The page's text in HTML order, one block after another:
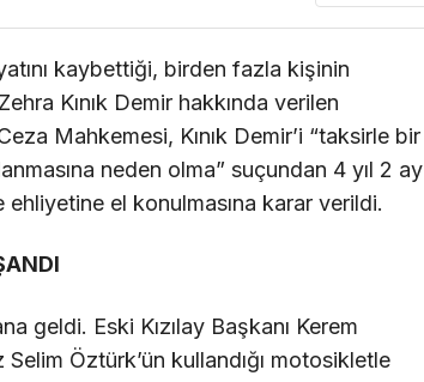
kaybettiği, birden fazla kişinin
Kınık Demir hakkında verilen
Mahkemesi, Kınık Demir’i “taksirle bir
neden olma” suçundan 4 yıl 2 ay
ehliyetine el konulmasına karar verildi.
geldi. Eski Kızılay Başkanı Kerem
Selim Öztürk’ün kullandığı motosikletle